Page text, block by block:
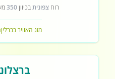
רוחצפוניתבכיוון350
מזג האוויר בברלין